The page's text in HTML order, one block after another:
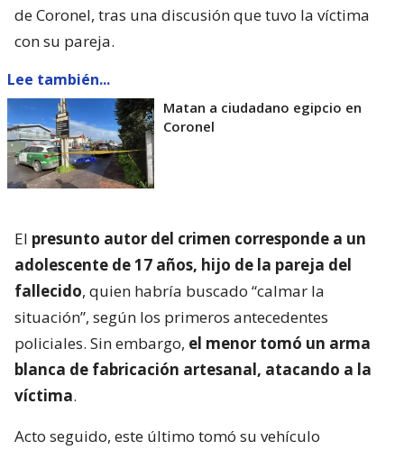
de Coronel, tras una discusión que tuvo la víctima
con su pareja.
Lee también...
Matan a ciudadano egipcio en
Coronel
El presunto autor del crimen corresponde a un
adolescente de 17 años, hijo de la pareja del
fallecido, quien habría buscado “calmar la
situación”, según los primeros antecedentes
policiales. Sin embargo, el menor tomó un arma
blanca de fabricación artesanal, atacando a la
víctima.
Acto seguido, este último tomó su vehículo